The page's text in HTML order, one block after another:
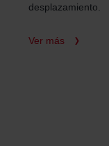
desplazamiento.
Ver más